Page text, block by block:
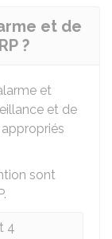
et de
?
et
et de
sont
4